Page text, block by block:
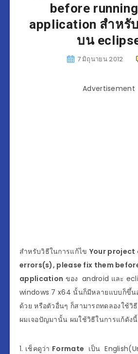
before
application สำหรั
บน
7 มิถุนายน 2012
Advertisement
สำหรับวิธีในการแก้ไข Your project
errors(s), please fix them
application ของ android และ
windows 7 x64 นั้นก็มีหลายแบบก็ขึ้น
ด้วย หรือตัวอื่นๆ ก็สามารถทดลองใช้
ผมเจอปัญมานั้น ผมใช้วิธีในการแก้ดังนี้
1. เช็คดูว่า Formate เป็น